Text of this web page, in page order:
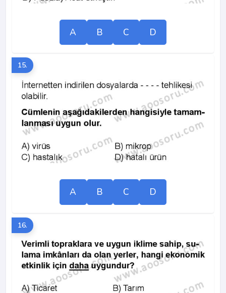
A B C D
15.
A B C D
16.